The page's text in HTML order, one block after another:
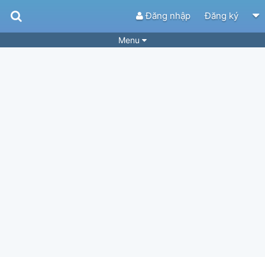
Đăng nhập Đăng ký
Menu